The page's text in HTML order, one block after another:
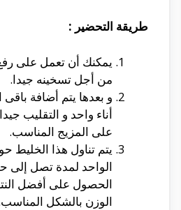
طريقة التحضير :
يمكنك أن تعمل على
من أجل تسخينه جيدا.
و بعدها يتم أضافة
أناء واحد و التقليب
على المزيج المناسب.
يتم تناول هذا الخليط
الحصول على أفضل
الوزن بالشكل